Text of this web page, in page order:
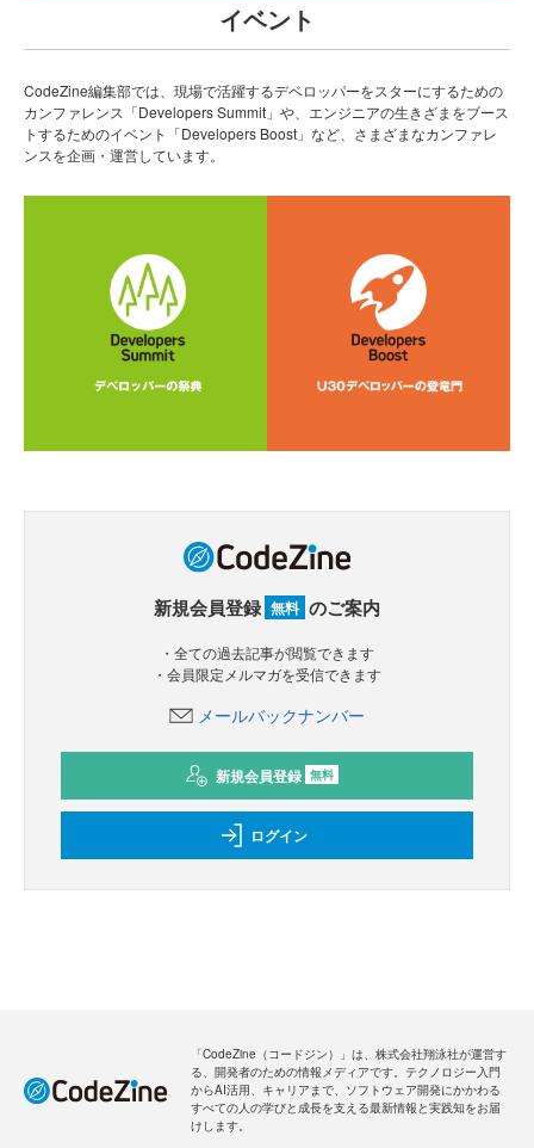
イベント
CodeZine編集部では、現場で活躍するデベロッパーをスターにするための
カンファレンス「Developers Summit」や、エンジニアの生きざまをブース
トするためのイベント「Developers Boost」など、さまざまなカンファレ
ンスを企画・運営しています。
新規会員登録 無料 のご案内
・全ての過去記事が閲覧できます
・会員限定メルマガを受信できます
メールバックナンバー
新規会員登録 無料
ログイン
「CodeZine（コードジン）」は、株式会社翔泳社が運営す
る、開発者のための情報メディアです。テクノロジー入門
からAI活用、キャリアまで、ソフトウェア開発にかかわる
すべての人の学びと成長を支える最新情報と実践知をお届
けします。